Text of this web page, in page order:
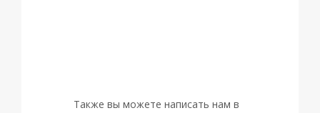
Также вы можете написать нам в